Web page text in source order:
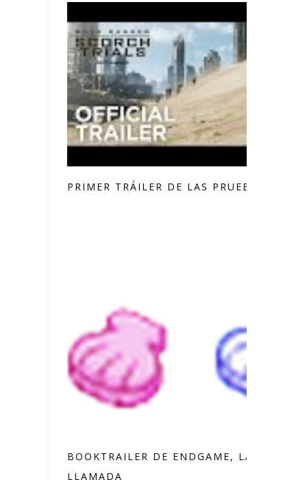
PRIMER TRÁILER DE LAS PRUEBAS
BOOKTRAILER DE ENDGAME, LA
LLAMADA